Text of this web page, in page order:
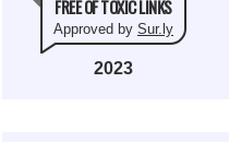
FREE OF TOXIC LINKS
Approved by Sur.ly
2023